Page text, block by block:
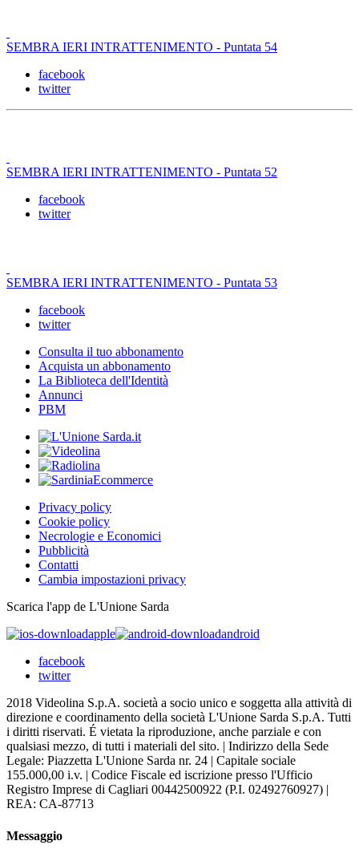
SEMBRA IERI INTRATTENIMENTO - Puntata 54
facebook
twitter
SEMBRA IERI INTRATTENIMENTO - Puntata 52
facebook
twitter
SEMBRA IERI INTRATTENIMENTO - Puntata 53
facebook
twitter
Consulta il tuo abbonamento
Acquista un abbonamento
La Biblioteca dell'Identità
Annunci
PBM
Privacy policy
Cookie policy
Necrologie e Economici
Pubblicità
Contatti
Cambia impostazioni privacy
Scarica l'app de L'Unione Sarda
apple
android
facebook
twitter
2018 Videolina S.p.A. società a socio unico e soggetta alla attività di
direzione e coordinamento della società L'Unione Sarda S.p.A. Tutti
i diritti riservati. É vietata la riproduzione, anche parziale e con
qualsiasi mezzo, di tutti i materiali del sito. | Indirizzo della Sede
Legale: Piazzetta L'Unione Sarda nr. 24 | Capitale sociale
155.000,00 i.v. | Codice Fiscale ed iscrizione presso l'Ufficio
Registro Imprese di Cagliari 00442500922 (P.I. 02492760927) |
REA: CA-87713
Messaggio